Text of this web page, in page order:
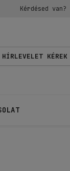
Kérdésed van?
HÍRLEVELET KÉREK